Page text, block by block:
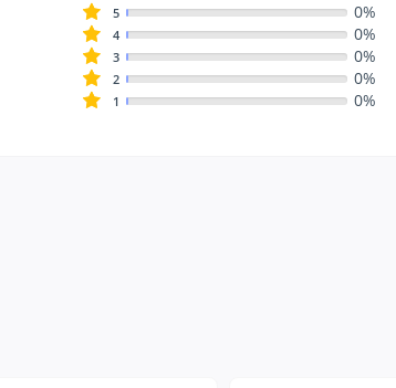
5 0%
4 0%
3 0%
2 0%
1 0%